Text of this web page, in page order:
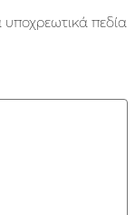
υποχρεωτικά πεδία